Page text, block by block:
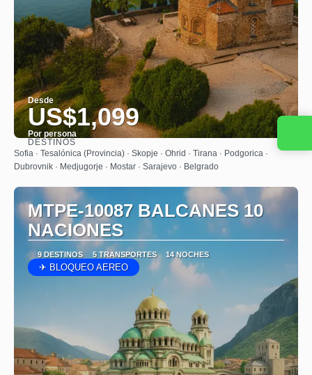
Desde
US$1,099
Por persona
Ver
DESTINOS
Sofia · Tesalónica (Provincia) · Skopje · Ohrid · Tirana · Podgorica ·
Dubrovnik · Medjugorje · Mostar · Sarajevo · Belgrado
MTPE-10087 BALCANES 10
NACIONES
9 DESTINOS 5 TRANSPORTES 14 NOCHES
✈ BLOQUEO AEREO
Contacta con nosotros